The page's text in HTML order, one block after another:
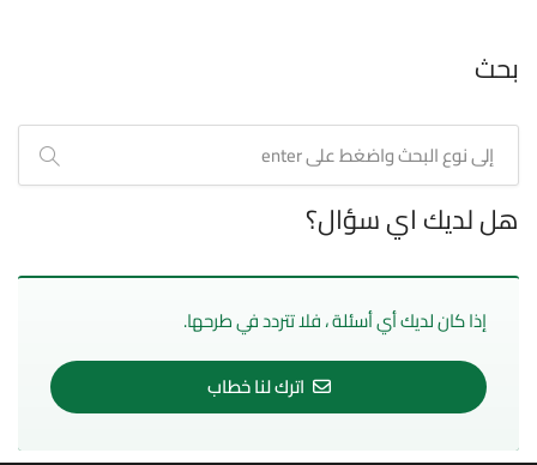
بحث
هل لديك اي سؤال؟
إذا كان لديك أي أسئلة ، فلا تتردد في طرحها.
اترك لنا خطاب